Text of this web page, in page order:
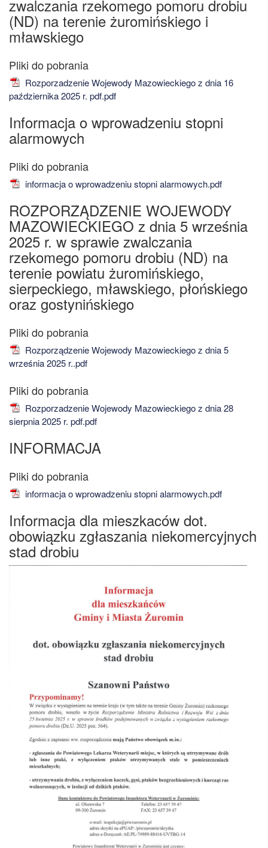
zwalczania rzekomego pomoru drobiu
(ND) na terenie żuromińskiego i
mławskiego
Rozporzadzenie Wojewody Mazowieckiego z dnia 16
października 2025 r. pdf.pdf
Informacja o wprowadzeniu stopni
alarmowych
informacja o wprowadzeniu stopni alarmowych.pdf
ROZPORZĄDZENIE WOJEWODY
MAZOWIECKIEGO z dnia 5 września
2025 r. w sprawie zwalczania
rzekomego pomoru drobiu (ND) na
terenie powiatu żuromińskiego,
sierpeckiego, mławskiego, płońskiego
oraz gostynińskiego
Rozporządzenie Wojewody Mazowieckiego z dnia 5
września 2025 r..pdf
Rozporzadzenie Wojewody Mazowieckiego z dnia 28
sierpnia 2025 r. pdf.pdf
INFORMACJA
informacja o wprowadzeniu stopni alarmowych.pdf
Informacja dla mieszkaców dot.
obowiązku zgłaszania niekomercyjnych
stad drobiu